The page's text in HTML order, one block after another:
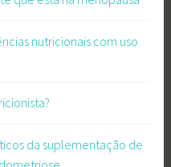
nutricionais com uso
da suplementação de